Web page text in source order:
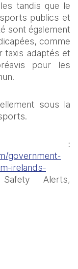
tandis que le
publics et
sont également
comme
taxis adaptés et
pour les
sous la
government-
irelands-
Alerts,